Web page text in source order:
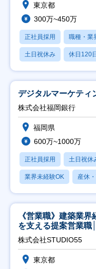
東京都
300万~450万
正社員採用 職種・業
土日祝休み 休日120
デジタルマーケティ
株式会社福岡銀行
福岡県
600万~1000万
正社員採用 土日祝休
業界未経験OK 産休
《営業職》建築業
を支える提案営業
株式会社STUDIO55
東京都